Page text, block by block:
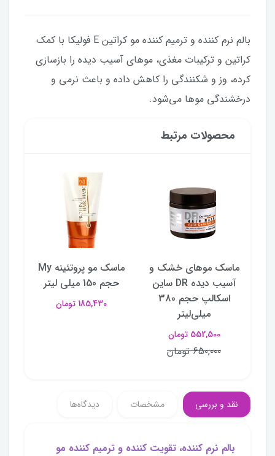
بالم نرم کننده و ترمیم کننده مو کراتین E فولیکا با کمک
کراتین و ترکیبات مغذی، موهای آسیب دیده را بازسازی
کرده، وز و شکنندگی را کاهش داده و باعث نرمی و
درخشندگی موها می‌شود.
محصولات مرتبط
ماسک موهای خشک و
آسیب دیده DR ساین
اسکالپ حجم 380
میلی‌لیتر
552,500 تومان
650,000 تومان
ماسک مو پروتئینه My
حجم 150 میلی لیتر
185,430 تومان
نقد و بررسی مشخصات دیدگاه‌ها
بالم نرم کننده، تقویت کننده و ترمیم کننده مو